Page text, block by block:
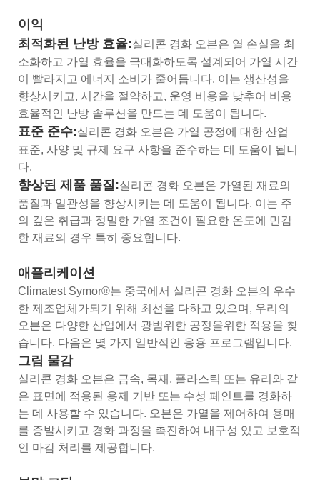
이익
최적화된 난방 효율:실리콘 경화 오븐은 열 손실을 최
소화하고 가열 효율을 극대화하도록 설계되어 가열 시간
이 빨라지고 에너지 소비가 줄어듭니다. 이는 생산성을
향상시키고, 시간을 절약하고, 운영 비용을 낮추어 비용
효율적인 난방 솔루션을 만드는 데 도움이 됩니다.
표준 준수:실리콘 경화 오븐은 가열 공정에 대한 산업
표준, 사양 및 규제 요구 사항을 준수하는 데 도움이 됩니
다.
향상된 제품 품질:실리콘 경화 오븐은 가열된 재료의
품질과 일관성을 향상시키는 데 도움이 됩니다. 이는 주
의 깊은 취급과 정밀한 가열 조건이 필요한 온도에 민감
한 재료의 경우 특히 중요합니다.
애플리케이션
Climatest Symor®는 중국에서 실리콘 경화 오븐의 우수
한 제조업체가되기 위해 최선을 다하고 있으며, 우리의
오븐은 다양한 산업에서 광범위한 공정을위한 적용을 찾
습니다. 다음은 몇 가지 일반적인 응용 프로그램입니다.
그림 물감
실리콘 경화 오븐은 금속, 목재, 플라스틱 또는 유리와 같
은 표면에 적용된 용제 기반 또는 수성 페인트를 경화하
는 데 사용할 수 있습니다. 오븐은 가열을 제어하여 용매
를 증발시키고 경화 과정을 촉진하여 내구성 있고 보호적
인 마감 처리를 제공합니다.